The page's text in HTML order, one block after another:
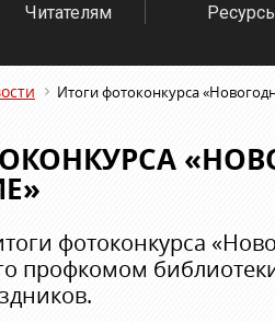
Читателям
Итоги фотоконкурса
фотоконкурса
профкомом